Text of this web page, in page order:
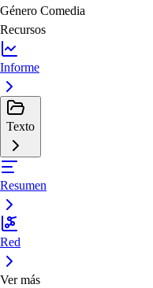
Género Comedia
Recursos
Informe
Texto
Resumen
Red
Ver más